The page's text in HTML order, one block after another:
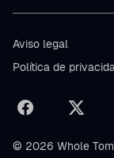
Aviso legal
Política de
© 2026 Whole